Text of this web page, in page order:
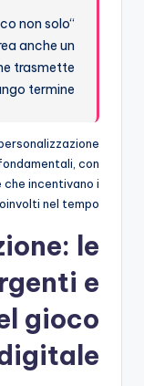
non solo
anche un
trasmette
termine.”
con
che incentivano i
nel tempo.
le
e
gioco